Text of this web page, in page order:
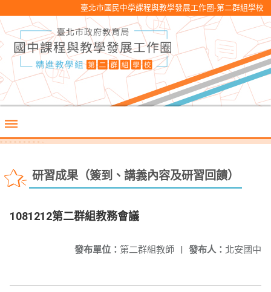
臺北市國民中學課程與教學發展工作圈-第二群組學校
研習成果（簽到、講義內容及研習回饋）
1081212第二群組教務會議
發布人： 北安國中
發布單位： 第二群組教師 |